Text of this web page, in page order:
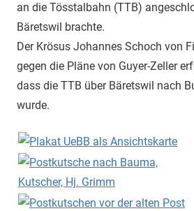
an die Tösstalbahn (TTB)
Bäretswil brachte.
Der Krösus Johannes Schoch von
gegen die Pläne von Guyer-Zeller
dass die TTB über Bäretswil nach
wurde.